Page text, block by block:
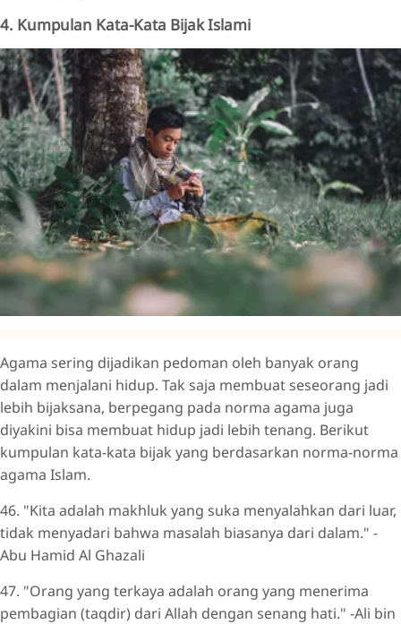
4. Kumpulan Kata-Kata Bijak Islami
Agama sering dijadikan pedoman oleh banyak orang
dalam menjalani hidup. Tak saja membuat seseorang jadi
lebih bijaksana, berpegang pada norma agama juga
diyakini bisa membuat hidup jadi lebih tenang. Berikut
kumpulan kata-kata bijak yang berdasarkan norma-norma
agama Islam.
46. "Kita adalah makhluk yang suka menyalahkan dari luar,
tidak menyadari bahwa masalah biasanya dari dalam." -
Abu Hamid Al Ghazali
47. "Orang yang terkaya adalah orang yang menerima
pembagian (taqdir) dari Allah dengan senang hati." -Ali bin